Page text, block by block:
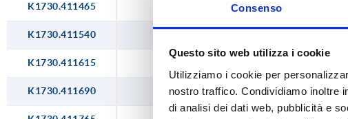
Consenso
Questo sito web utilizza i cookie
Utilizziamo i cookie per
nostro traffico. Condividiamo inoltre
di analisi dei dati web, pubblicità e
6,75 - 7,50
7,50 - 8,25
8,25 - 9,00
19,15
20,65
K1730.411465
K1730.411540
K1730.411615
K1730.411690 20,4